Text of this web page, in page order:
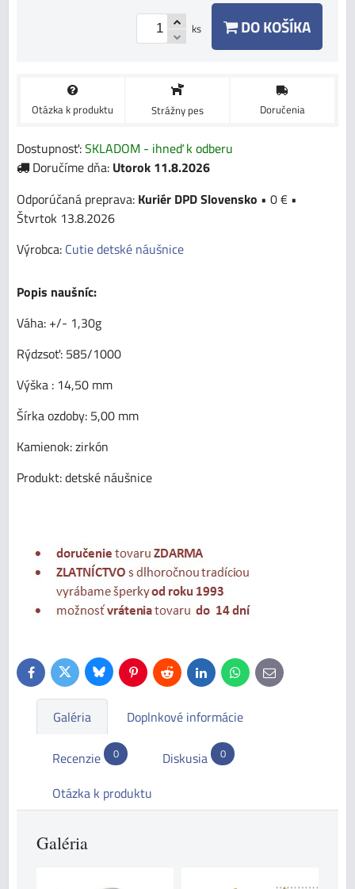
ks DO KOŠÍKA
Otázka k produktu Strážny pes Doručenia
Dostupnosť:SKLADOM - ihneď k odberu
Doručíme dňa: Utorok 11.8.2026
Kuriér DPD Slovensko • 0 € •
Štvrtok 13.8.2026
Výrobca: Cutie detské náušnice
Popis naušníc:
Váha: +/- 1,30g
Rýdzsoť: 585/1000
Výška : 14,50 mm
Šírka ozdoby: 5,00 mm
Kamienok: zirkón
Produkt: detské náušnice
FacebookTwitterBlueskyPinterestReddit LinkedInWhatsApp
E-
mail
Galéria Doplnkové informácie
Recenzie 0 Diskusia 0
Otázka k produktu
Galéria